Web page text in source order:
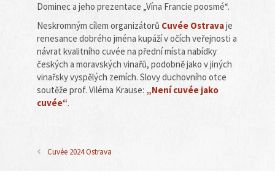
Dominec a jeho prezentace „Vína Francie poosmé“.
Neskromným cílem organizátorů Cuvée Ostravaje
renesance dobrého jména kupáží v očích veřejnosti a
návrat kvalitního cuvée na přední místa nabídky
českých a moravských vinařů, podobně jako v jiných
vinařsky vyspělých zemích. Slovy duchovního otce
soutěže prof. Viléma Krause: „Není cuvée jako
cuvée“.
Cuvée 2024 Ostrava